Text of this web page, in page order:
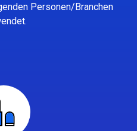
Personen/Branchen